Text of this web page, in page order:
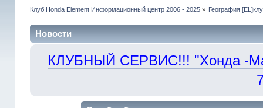
Клуб Honda Element Информационный центр 2006 - 2025» География
Новости
КЛУБНЫЙ СЕРВИС!!! "Хонда -